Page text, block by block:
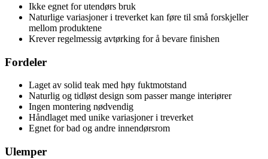
Ikke egnet for utendørs bruk
Naturlige variasjoner i treverket kan føre til små forskjeller
mellom produktene
Krever regelmessig avtørking for å bevare finishen
Fordeler
Laget av solid teak med høy fuktmotstand
Naturlig og tidløst design som passer mange interiører
Ingen montering nødvendig
Håndlaget med unike variasjoner i treverket
Egnet for bad og andre innendørsrom
Ulemper